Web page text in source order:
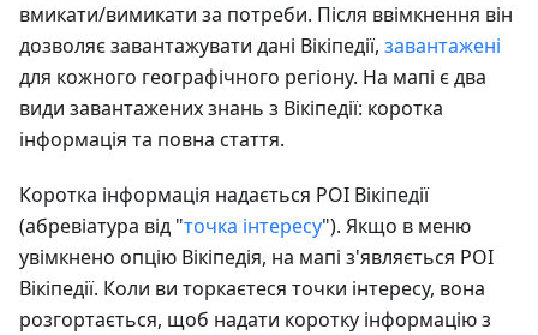
вмикати/вимикати за потреби. Після ввімкнення він
дозволяє завантажувати дані Вікіпедії, завантажені
для кожного географічного регіону. На мапі є два
види завантажених знань з Вікіпедії: коротка
інформація та повна стаття.
Коротка інформація надається POI Вікіпедії
(абревіатура від "точка інтересу"). Якщо в меню
увімкнено опцію Вікіпедія, на мапі з'являється POI
Вікіпедії. Коли ви торкаєтеся точки інтересу, вона
розгортається, щоб надати коротку інформацію з